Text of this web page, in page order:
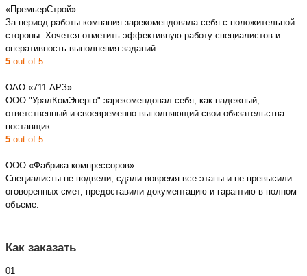
«ПремьерСтрой»
За период работы компания зарекомендовала себя с положительной
стороны. Хочется отметить эффективную работу специалистов и
оперативность выполнения заданий.
5 out of 5
ОАО «711 АРЗ»
ООО "УралКомЭнерго" зарекомендовал себя, как надежный,
ответственный и своевременно выполняющий свои обязательства
поставщик.
5 out of 5
ООО «Фабрика компрессоров»
Специалисты не подвели, сдали вовремя все этапы и не превысили
оговоренных смет, предоставили документацию и гарантию в полном
объеме.
Как заказать
01